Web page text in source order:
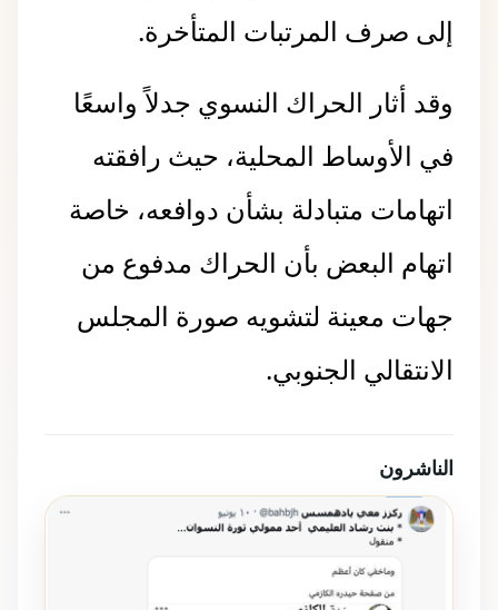
إلى صرف المرتبات المتأخرة.
وقد أثار الحراك النسوي جدلاً واسعًا
في الأوساط المحلية، حيث رافقته
اتهامات متبادلة بشأن دوافعه، خاصة
اتهام البعض بأن الحراك مدفوع من
جهات معينة لتشويه صورة المجلس
الانتقالي الجنوبي.
الناشرون